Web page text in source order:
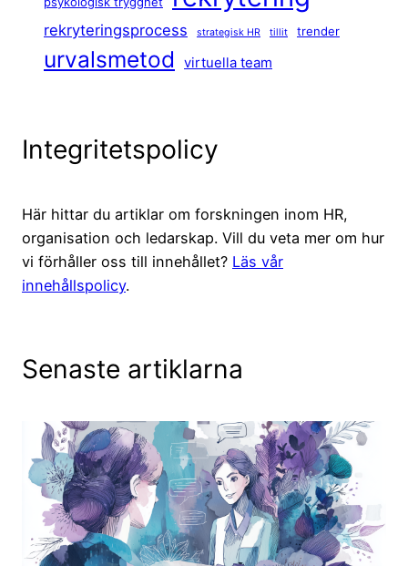
rekryteringsprocess strategisk HR tillit trender
urvalsmetod virtuella team
Integritetspolicy
Här hittar du artiklar om forskningen inom HR,
organisation och ledarskap. Vill du veta mer om hur
vi förhåller oss till innehållet? Läs vår
innehållspolicy.
Senaste artiklarna